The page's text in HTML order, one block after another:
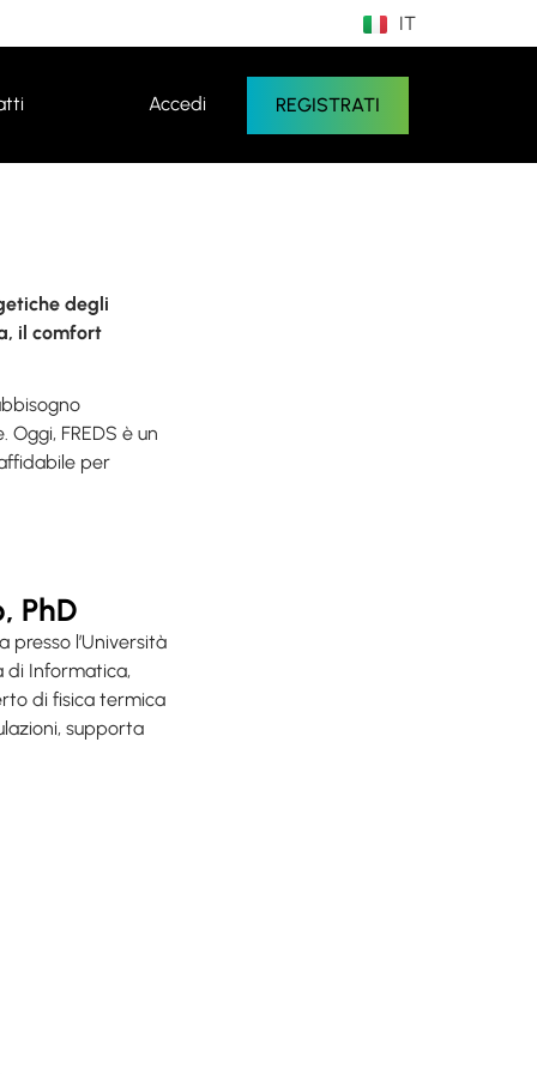
IT
EN
Accedi REGISTRATI
degli
il comfort
FREDS è un
per
PhD
presso l’Università
di Informatica,
di fisica termica
supporta